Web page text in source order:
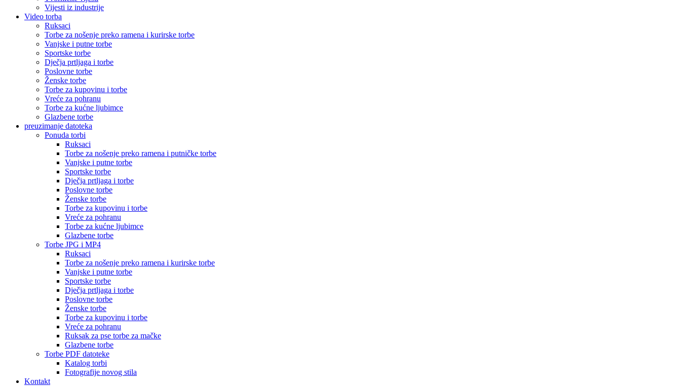
Vijesti iz industrije
Video torba
Ruksaci
Torbe za nošenje preko ramena i kurirske torbe
Vanjske i putne torbe
Sportske torbe
Dječja prtljaga i torbe
Poslovne torbe
Ženske torbe
Torbe za kupovinu i torbe
Vreće za pohranu
Torbe za kućne ljubimce
Glazbene torbe
preuzimanje datoteka
Ponuda torbi
Ruksaci
Torbe za nošenje preko ramena i putničke torbe
Vanjske i putne torbe
Sportske torbe
Dječja prtljaga i torbe
Poslovne torbe
Ženske torbe
Torbe za kupovinu i torbe
Vreće za pohranu
Torbe za kućne ljubimce
Glazbene torbe
Torbe JPG i MP4
Ruksaci
Torbe za nošenje preko ramena i kurirske torbe
Vanjske i putne torbe
Sportske torbe
Dječja prtljaga i torbe
Poslovne torbe
Ženske torbe
Torbe za kupovinu i torbe
Vreće za pohranu
Ruksak za pse torbe za mačke
Glazbene torbe
Torbe PDF datoteke
Katalog torbi
Fotografije novog stila
Kontakt